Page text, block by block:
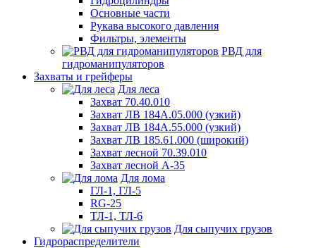
Основные части
Рукава высокого давления
Фильтры, элементы
РВД для
гидроманипуляторов
Захваты и грейферы
Для леса
Захват 70.40.010
Захват ЛВ 184А.05.000 (узкий)
Захват ЛВ 184А.55.000 (узкий)
Захват ЛВ 185.61.000 (широкий)
Захват лесной 70.39.010
Захват лесной А-35
Для лома
ГЛ-1, ГЛ-5
RG-25
ТЛ-1, ТЛ-6
Для сыпучих грузов
Гидрораспределители